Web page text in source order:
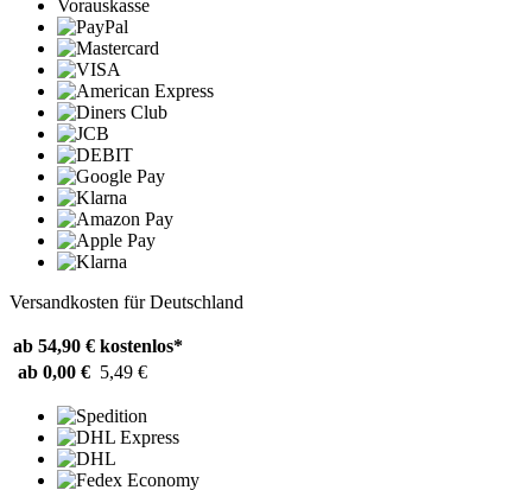
Vorauskasse
Versandkosten für Deutschland
ab 54,90 € kostenlos*
ab 0,00 € 5,49 €